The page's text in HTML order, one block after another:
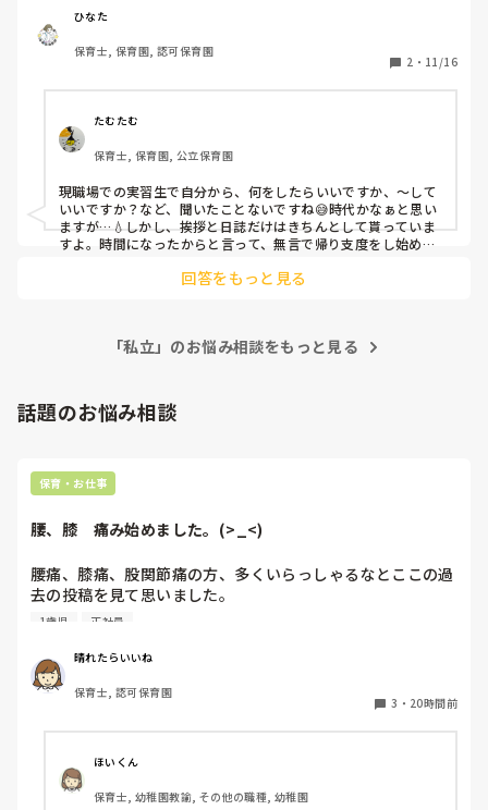
一回目の子より聞くことが出来るのでは？と思っています！
ですが、保育士がテーブルを出したり掃除をしているのにも
いえばいいんでしょうが、実習生からやります！とかあって
もいいのかなぁ？って。
こういうことって時代なんですかね？w
実習生の方から、𓏸𓏸です、今日も一日よろしくお願いしま
す。1日ありがとうございました。とかもなしで、
るのか？や直しも出さない、日誌も翌日に出さないなど様々
こういう実習生の子って当たり前なのでしょうか？
ひなた
保育士, 保育園, 認可保育園
2 ・ 11/16
たむたむ
保育士, 保育園, 公立保育園
現職場での実習生で自分から、何をしたらいいですか、〜して
いいですか？など、聞いたことないですね😅時代かなぁと思い
ますが…💧しかし、挨拶と日誌だけはきちんとして貰っていま
すよ。時間になったからと言って、無言で帰り支度をし始め、
回答をもっと見る
「私立」のお悩み相談をもっと見る
話題のお悩み相談
保育・お仕事
腰、膝　痛み始めました。(>_<)
腰痛、膝痛、股関節痛の方、多くいらっしゃるなとここの過
去の投稿を見て思いました。
という私も、２週間前、初めて腰痛になりました。
右腰が痛くて、起き上がれない。
ようやく立てたら、しゃがめない。
驚きました。
1歳児 正社員
晴れたらいいね
保育士, 認可保育園
3 ・ 20時間前
ほいくん
保育士, 幼稚園教諭, その他の職種, 幼稚園